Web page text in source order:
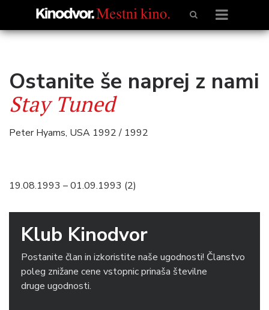
Ostanite še naprej z nami
Stay Tuned
Peter Hyams, USA 1992 / 1992
19.08.1993 – 01.09.1993 (2)
Klub Kinodvor
Postanite član in izkoristite naše ugodnosti! Članstvo
poleg znižane cene vstopnic prinaša številne
druge ugodnosti.